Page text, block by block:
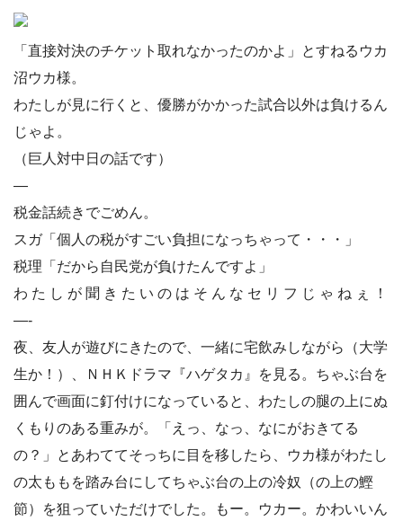
「直接対決のチケット取れなかったのかよ」とすねるウカ
沼ウカ様。
わたしが見に行くと、優勝がかかった試合以外は負けるん
じゃよ。
（巨人対中日の話です）
—
税金話続きでごめん。
スガ「個人の税がすごい負担になっちゃって・・・」
税理「だから自民党が負けたんですよ」
わ た し が 聞 き た い の は そ ん な セ リ フ じ ゃ ね ぇ ！
—-
夜、友人が遊びにきたので、一緒に宅飲みしながら（大学
生か！）、ＮＨＫドラマ『ハゲタカ』を見る。ちゃぶ台を
囲んで画面に釘付けになっていると、わたしの腿の上にぬ
くもりのある重みが。「えっ、なっ、なにがおきてる
の？」とあわててそっちに目を移したら、ウカ様がわたし
の太ももを踏み台にしてちゃぶ台の上の冷奴（の上の鰹
節）を狙っていただけでした。もー。ウカー。かわいいん